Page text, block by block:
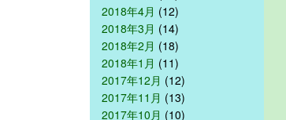
2018年4月 (12)
2018年3月 (14)
2018年2月 (18)
2018年1月 (11)
2017年12月 (12)
2017年11月 (13)
2017年10月 (10)